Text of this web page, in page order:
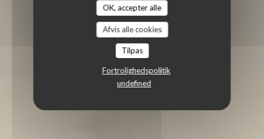
OK, accepter alle
Afvis alle cookies
Tilpas
Fortrolighedspolitik
undefined